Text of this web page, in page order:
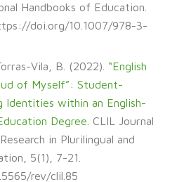
Handbooks of Education.
doi.org/10.1007/978-3-
Vila, B. (2022). “English
of Myself”: Student-
Identities within an English-
Degree. CLIL Journal
in Plurilingual and
5(1), 7-21.
rev/clil.85